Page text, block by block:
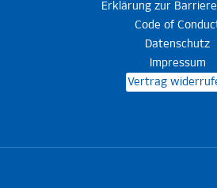
Erklärung zur
Code of
Datenschutz
Impressum
Vertrag